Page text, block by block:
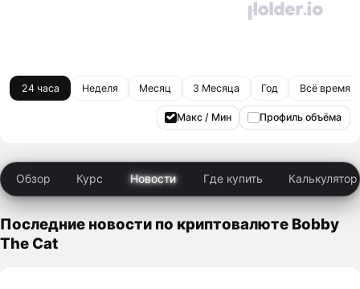
24 часа Неделя Месяц 3 Месяца Год Всё время
Макс / Мин Профиль объёма
Обзор Курс Новости Где купить Калькулятор
Последние новости по криптовалюте Bobby
The Cat